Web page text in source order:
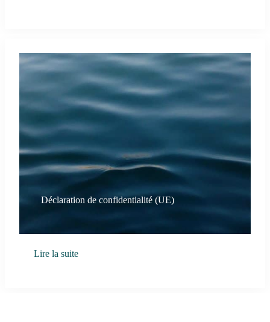
Déclaration de confidentialité (UE)
Lire la suite